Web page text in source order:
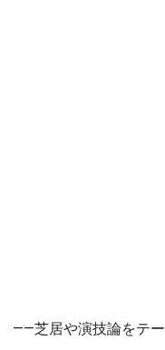
――芝居や演技論をテー